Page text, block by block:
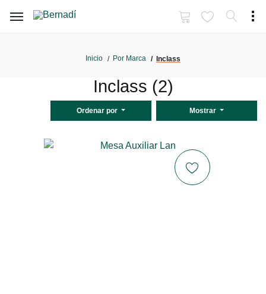
Inicio Por Marca Inclass
Inclass (2)
Ordenar por Mostrar